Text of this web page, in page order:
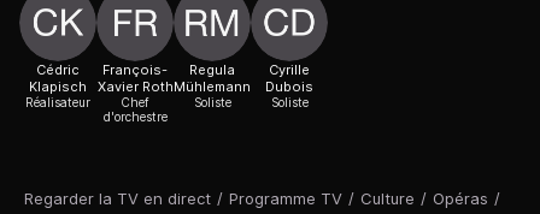
Regarder la TV en direct / Programme TV / Culture / Opéras /
Cédric
Klapisch
Réalisateur
François-
Xavier Roth
Chef
d'orchestre
Regula
Mühlemann
Soliste
Cyrille
Dubois
Soliste